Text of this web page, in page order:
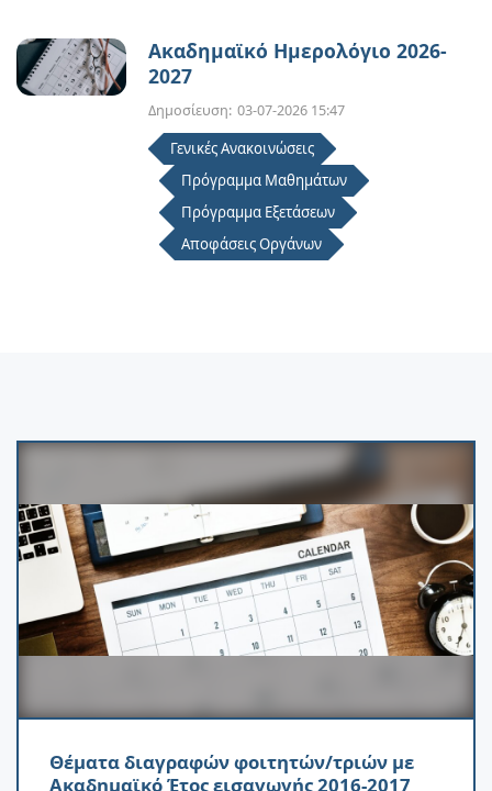
Ακαδημαϊκό Ημερολόγιο 2026-
2027
Δημοσίευση: 03-07-2026 15:47
Γενικές Ανακοινώσεις
Πρόγραμμα Μαθημάτων
Πρόγραμμα Εξετάσεων
Αποφάσεις Οργάνων
Θέματα διαγραφών φοιτητών/τριών με
Ακαδημαϊκό Έτος εισαγωγής 2016-2017